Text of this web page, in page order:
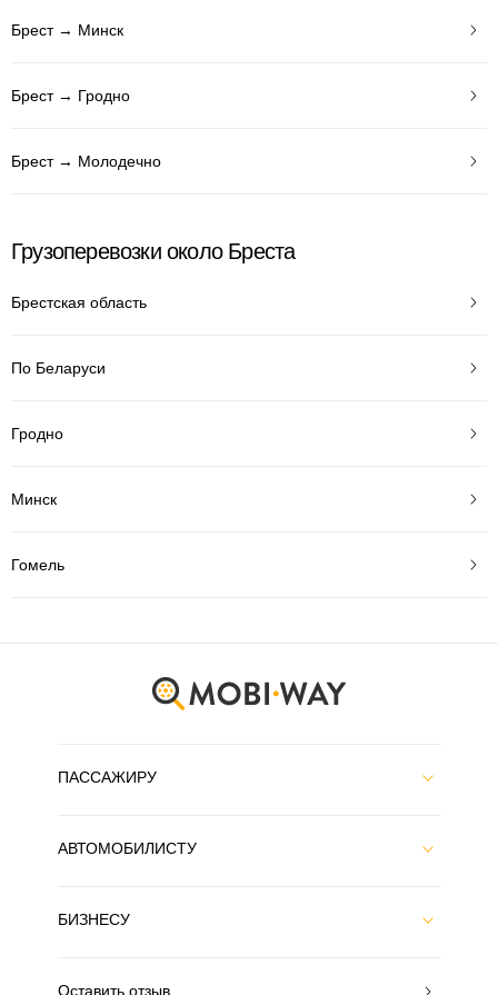
Брест → Минск
Брест → Гродно
Брест → Молодечно
Грузоперевозки около Бреста
Брестская область
По Беларуси
Гродно
Минск
Гомель
ПАССАЖИРУ
АВТОМОБИЛИСТУ
БИЗНЕСУ
Оставить отзыв